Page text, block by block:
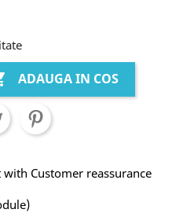
ADAUGA IN COS
Customer reassurance